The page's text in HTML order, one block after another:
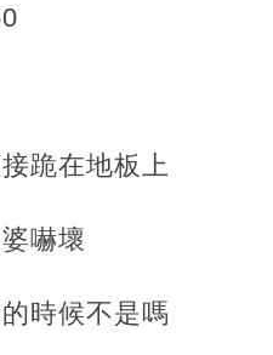
跪在地板上
嚇壞
時候不是嗎